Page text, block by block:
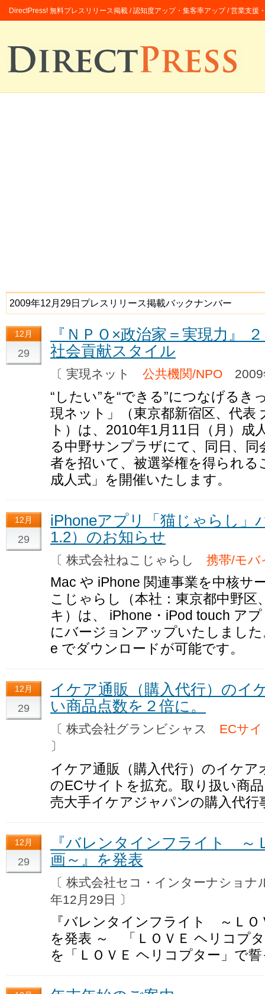
DirectPress! 無料プレスリリース掲載 / 認知度アップ・集客率アップ / 営業支援
2009年12月29日プレスリリース掲載バックナンバー
12月
29
『ＮＰＯ×政治家＝実現力』
社会貢献スタイル
〔 実現ネット 公共機関/NPO 2009
“したい”を“できる”につなげる
現ネット」（東京都新宿区、代表
ト）は、2010年1月11日（月）成
る中野サンプラザにて、同日、
者を招いて、被選挙権を得られ
成人式」を開催いたします。
12月
29
iPhoneアプリ「猫じゃらし」
1.2）のお知らせ
〔 株式会社ねこじゃらし 携帯/モバ
Mac や iPhone 関連事業を中核サ
こじゃらし（本社：東京都中野区
キ）は、 iPhone・iPod touch ア
にバージョンアップいたしまし
e でダウンロードが可能です。
12月
29
イケア通販（購入代行）のイ
い商品点数を２倍に。
〔 株式会社グランビシャス ECサ
〕
イケア通販（購入代行）のイケ
のECサイトを拡充。取り扱い商
売大手イケアジャパンの購入代行
12月
29
『バレンタインフライト ～
画～』を発表
〔 株式会社セコ・インターナショ
年12月29日 〕
『バレンタインフライト ～ＬＯ
を発表 ～ 「ＬＯＶＥ ヘリコプ
を「ＬＯＶＥ ヘリコプター」で